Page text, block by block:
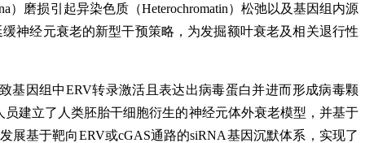
磨损引起异染色质（Heterochromatin）松弛以及基因组内源
神经元衰老的新型干预策略，为发掘额叶衰老及相关退行性
基因组中ERV转录激活且表达出病毒蛋白并进而形成病毒颗
建立了人类胚胎干细胞衍生的神经元体外衰老模型，并基于
展基于靶向ERV或cGAS通路的siRNA基因沉默体系，实现了